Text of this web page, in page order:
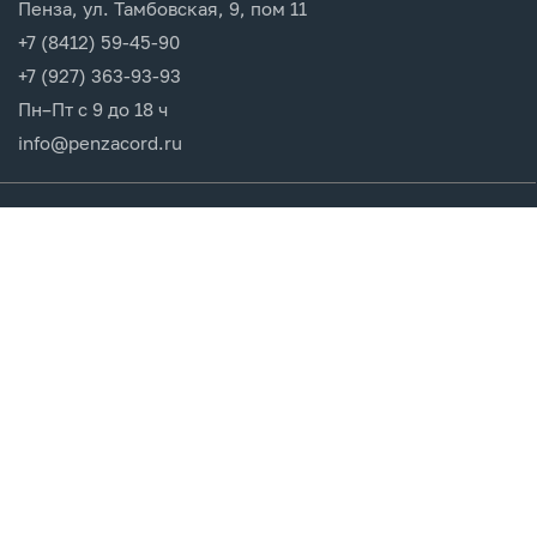
Пенза, ул. Тамбовская, 9, пом 11
+7 (8412) 59-45-90
+7 (927) 363-93-93
Пн–Пт с 9 до 18 ч
info@penzacord.ru
Производители